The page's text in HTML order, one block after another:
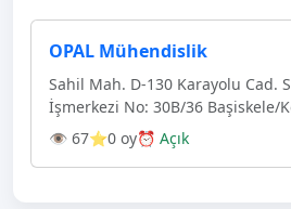
OPAL Mühendislik
Sahil Mah. D-130 Karayolu Cad.
İşmerkezi No: 30B/36 Başiskele/
👁 67⭐0 oy⏰ Açık